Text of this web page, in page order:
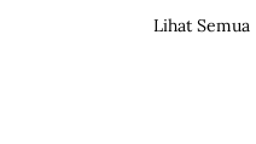
Lihat Semua